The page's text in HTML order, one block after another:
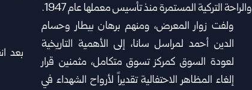
والراحة التركية المستمرة منذ تأسيس معملها عام 1947.
ولفت زوار المعرض، ومنهم برهان بيطار وحسام
الدين أحمد لمراسل سانا، إلى الأهمية التاريخية
لعودة السوق كمركز تسوق متكامل، مثمنين قرار
إلغاء المظاهر الاحتفالية تقديراً لأرواح الشهداء في